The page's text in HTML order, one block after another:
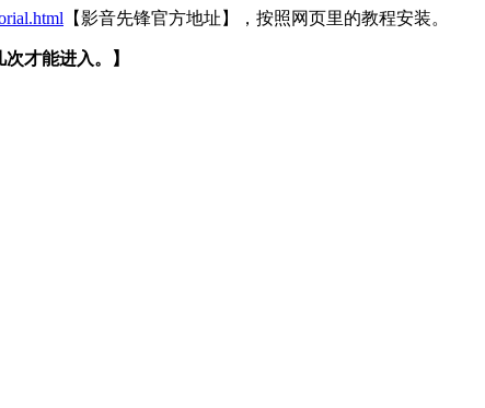
【影音先锋官方地址】，按照网页里的教程安装。
才能进入。】